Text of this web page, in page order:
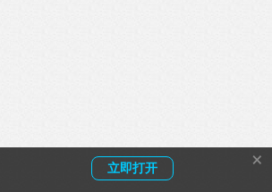
立即打开 ×